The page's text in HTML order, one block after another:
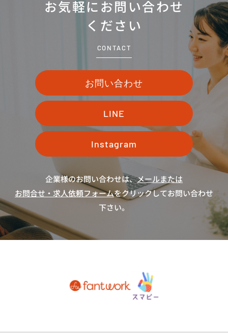
お気軽にお問い合わせ
ください
CONTACT
お問い合わせ
LINE
Instagram
企業様のお問い合わせは、メールまたは
お問合せ・求人依頼フォームをクリックしてお問い合わせ
下さい。